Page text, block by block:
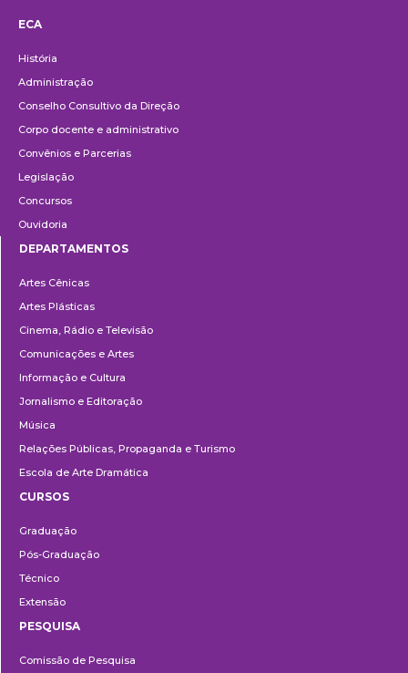
ECA
História
Administração
Conselho Consultivo da Direção
Corpo docente e administrativo
Convênios e Parcerias
Legislação
Concursos
Ouvidoria
DEPARTAMENTOS
Artes Cênicas
Artes Plásticas
Cinema, Rádio e Televisão
Comunicações e Artes
Informação e Cultura
Jornalismo e Editoração
Música
Relações Públicas, Propaganda e Turismo
Escola de Arte Dramática
CURSOS
Graduação
Pós-Graduação
Técnico
Extensão
PESQUISA
Comissão de Pesquisa